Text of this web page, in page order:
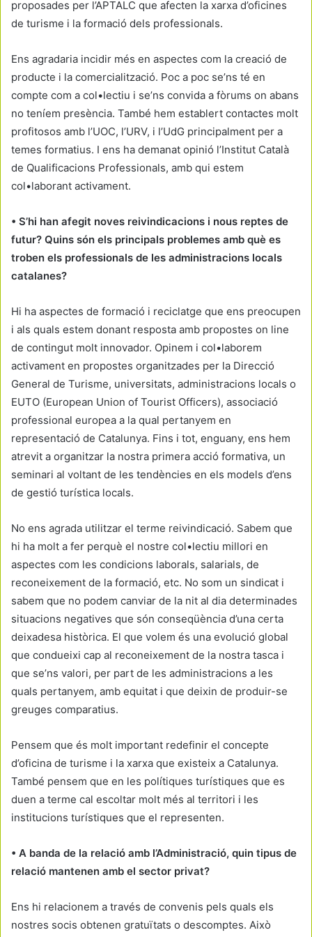
proposades per l’APTALC que afecten la xarxa d’oficines
de turisme i la formació dels professionals.
Ens agradaria incidir més en aspectes com la creació de
producte i la comercialització. Poc a poc se’ns té en
compte com a col•lectiu i se’ns convida a fòrums on abans
no teníem presència. També hem establert contactes molt
profitosos amb l’UOC, l’URV, i l’UdG principalment per a
temes formatius. I ens ha demanat opinió l’Institut Català
de Qualificacions Professionals, amb qui estem
col•laborant activament.
• S’hi han afegit noves reivindicacions i nous reptes de
futur? Quins són els principals problemes amb què es
troben els professionals de les administracions locals
catalanes?
Hi ha aspectes de formació i reciclatge que ens preocupen
i als quals estem donant resposta amb propostes on line
de contingut molt innovador. Opinem i col•laborem
activament en propostes organitzades per la Direcció
General de Turisme, universitats, administracions locals o
EUTO (European Union of Tourist Officers), associació
professional europea a la qual pertanyem en
representació de Catalunya. Fins i tot, enguany, ens hem
atrevit a organitzar la nostra primera acció formativa, un
seminari al voltant de les tendències en els models d’ens
de gestió turística locals.
No ens agrada utilitzar el terme reivindicació. Sabem que
hi ha molt a fer perquè el nostre col•lectiu millori en
aspectes com les condicions laborals, salarials, de
reconeixement de la formació, etc. No som un sindicat i
sabem que no podem canviar de la nit al dia determinades
situacions negatives que són conseqüència d’una certa
deixadesa històrica. El que volem és una evolució global
que condueixi cap al reconeixement de la nostra tasca i
que se’ns valori, per part de les administracions a les
quals pertanyem, amb equitat i que deixin de produir-se
greuges comparatius.
Pensem que és molt important redefinir el concepte
d’oficina de turisme i la xarxa que existeix a Catalunya.
També pensem que en les polítiques turístiques que es
duen a terme cal escoltar molt més al territori i les
institucions turístiques que el representen.
• A banda de la relació amb l’Administració, quin tipus de
relació mantenen amb el sector privat?
Ens hi relacionem a través de convenis pels quals els
nostres socis obtenen gratuïtats o descomptes. Això